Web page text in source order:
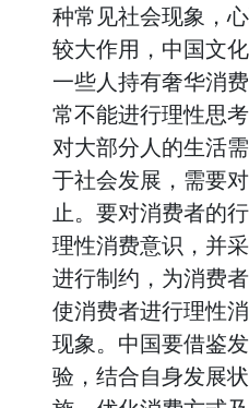
种常见社会现象，
较大作用，中国文
一些人持有奢华消
常不能进行理性思
对大部分人的生活
于社会发展，需要
止。要对消费者的
理性消费意识，并
进行制约，为消费
使消费者进行理性
现象。中国要借鉴
验，结合自身发展